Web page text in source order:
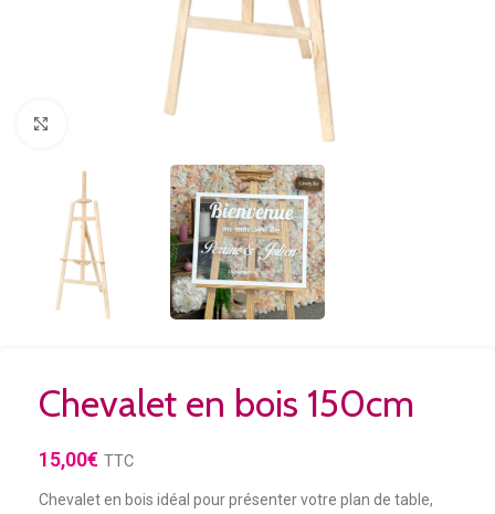
Chevalet en bois 150cm
15,00€ TTC
Chevalet en bois idéal pour présenter votre plan de table,